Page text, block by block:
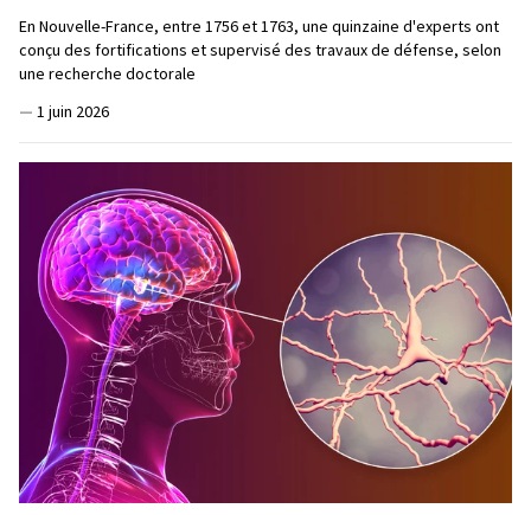
En Nouvelle-France, entre 1756 et 1763, une quinzaine d'experts ont
conçu des fortifications et supervisé des travaux de défense, selon
une recherche doctorale
— 1 juin 2026